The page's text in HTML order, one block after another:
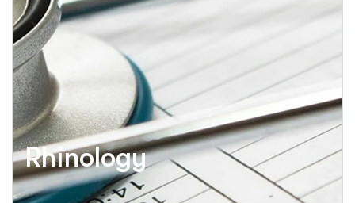
Rhinology